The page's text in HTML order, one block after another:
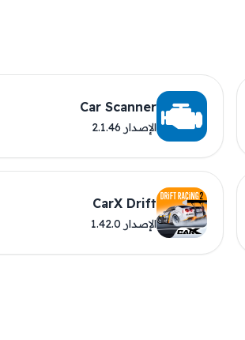
Car Scanner
الإصدار 2.1.46
CarX Drift
الإصدار 1.42.0